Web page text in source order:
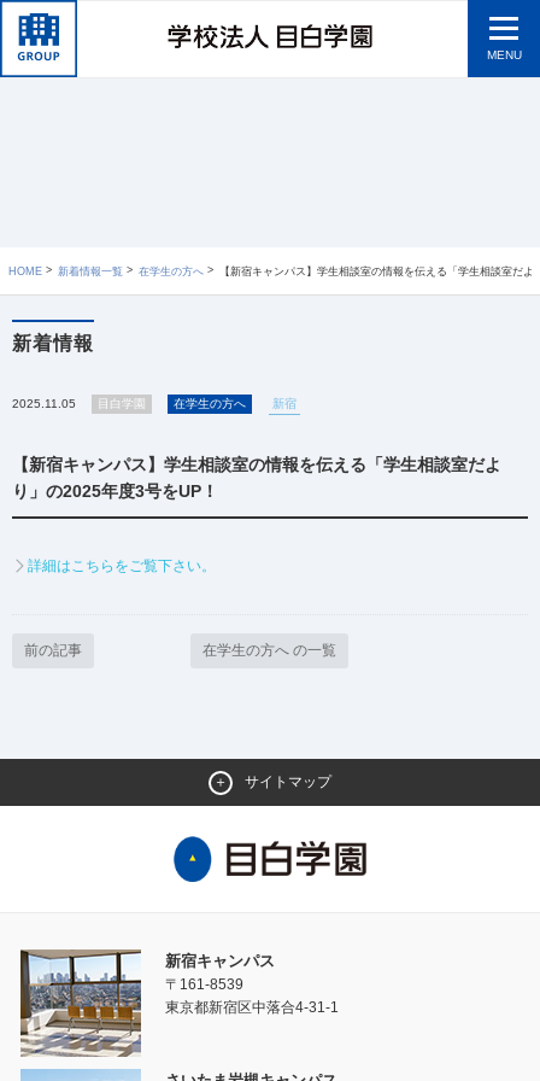
MENU
HOME 新着情報一覧 在学生の方へ 【新宿キャンパス】学生相談室の情報を伝える「学生相談室だより」の2025年度3号を
新着情報
2025.11.05 目白学園 在学生の方へ 新宿
【新宿キャンパス】学生相談室の情報を伝える「学生相談室だよ
り」の2025年度3号をUP！
詳細はこちらをご覧下さい。
前の記事 在学生の方へ の一覧
サイトマップ
新宿キャンパス
〒161-8539
東京都新宿区中落合4-31-1